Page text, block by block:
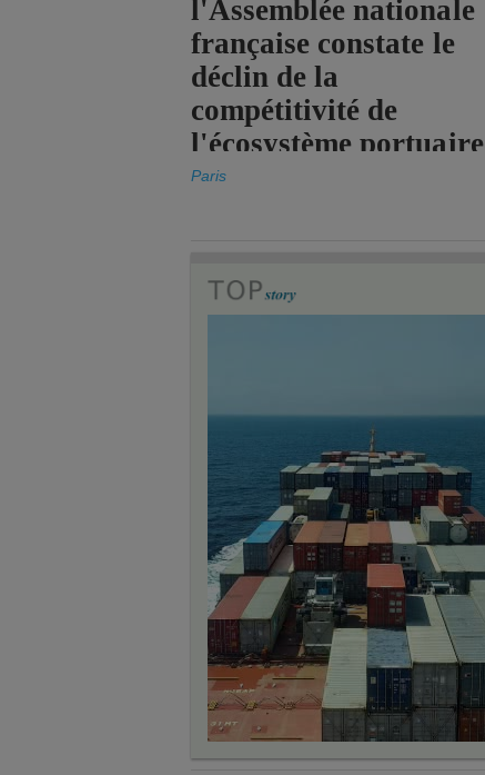
l'Assemblée nationale
française constate le
déclin de la
compétitivité de
l'écosystème portuaire
de l'État.
Paris